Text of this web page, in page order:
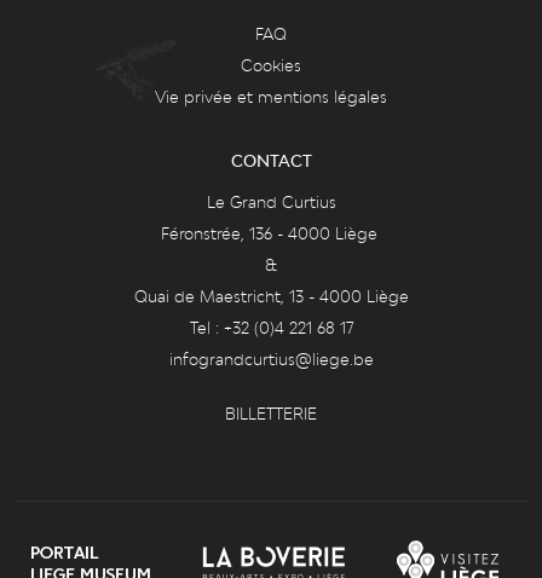
FAQ
Cookies
Vie privée et mentions légales
CONTACT
Le Grand Curtius
Féronstrée, 136 - 4000 Liège
&
Quai de Maestricht, 13 - 4000 Liège
Tel : +32 (0)4 221 68 17
infograndcurtius@liege.be
BILLETTERIE